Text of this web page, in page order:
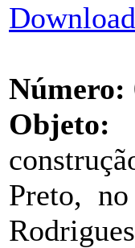
Número:
Objeto:
Preto,